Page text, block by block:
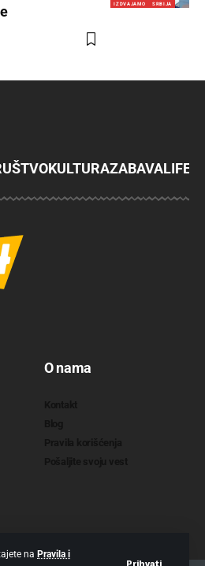
na Pravila i
Prihvati
IZDVAJAMO
SRBIJA
KULTURAZABAVA
O nama